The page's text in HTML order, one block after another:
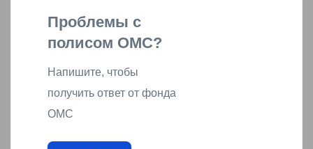
Проблемы с
полисом ОМС?
Напишите, чтобы
получить ответ от фонда
ОМС